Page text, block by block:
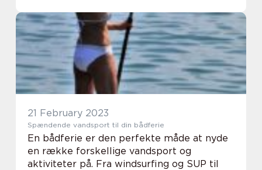
som tilbyder en...
21 February 2023
Spændende vandsport til din bådferie
En bådferie er den perfekte måde at nyde
en række forskellige vandsport og
aktiviteter på. Fra windsurfing og SUP til